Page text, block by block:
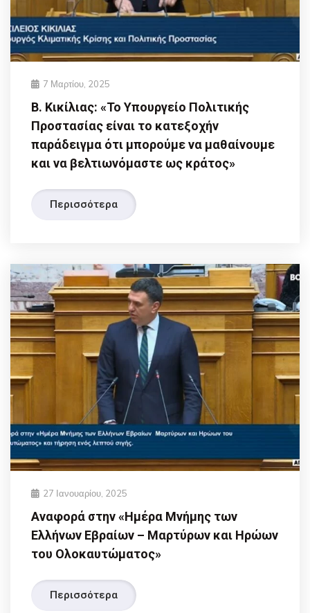
7 Μαρτίου, 2025
Β. Κικίλιας: «Το Υπουργείο Πολιτικής
Προστασίας είναι το κατεξοχήν
παράδειγμα ότι μπορούμε να μαθαίνουμε
και να βελτιωνόμαστε ως κράτος»
Περισσότερα
27 Ιανουαρίου, 2025
Αναφορά στην «Ημέρα Μνήμης των
Ελλήνων Εβραίων – Μαρτύρων και Ηρώων
του Ολοκαυτώματος»
Περισσότερα